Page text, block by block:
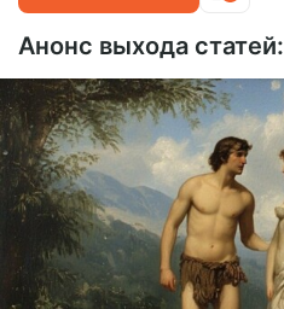
Анонс выхода статей: